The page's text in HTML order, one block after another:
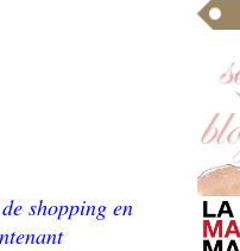
shopping en